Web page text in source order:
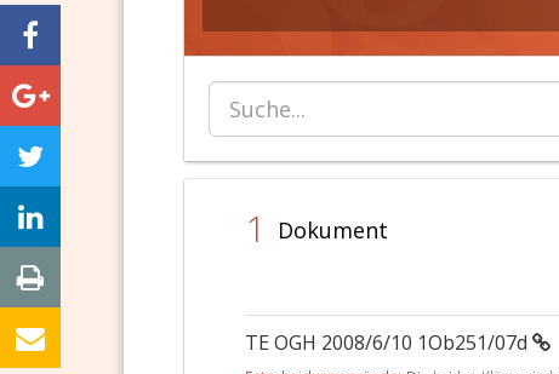
1 Dokument
TE OGH 2008/6/10 1Ob251/07d